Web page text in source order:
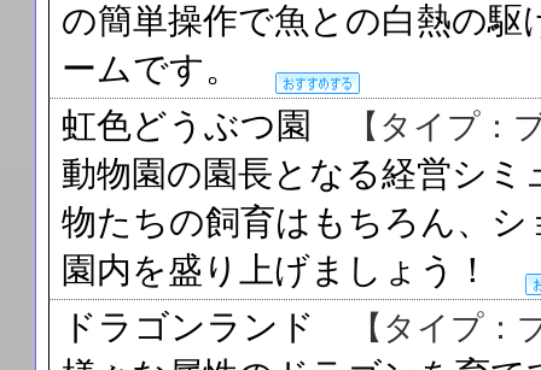
の簡単操作で魚との白熱の
ームです。
虹色どうぶつ園
【タイプ
動物園の園長となる経営シ
物たちの飼育はもちろん、
園内を盛り上げましょう！
ドラゴンランド
【タイプ